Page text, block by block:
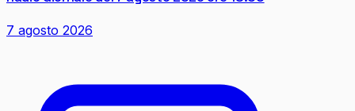
7 agosto 2026